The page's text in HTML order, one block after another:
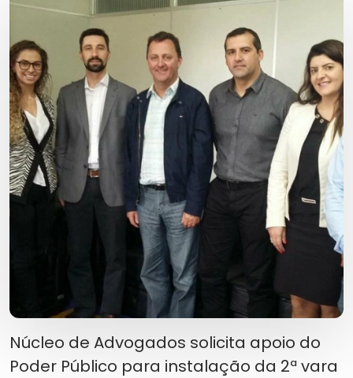
Núcleo de Advogados solicita apoio do
Poder Público para instalação da 2ª vara